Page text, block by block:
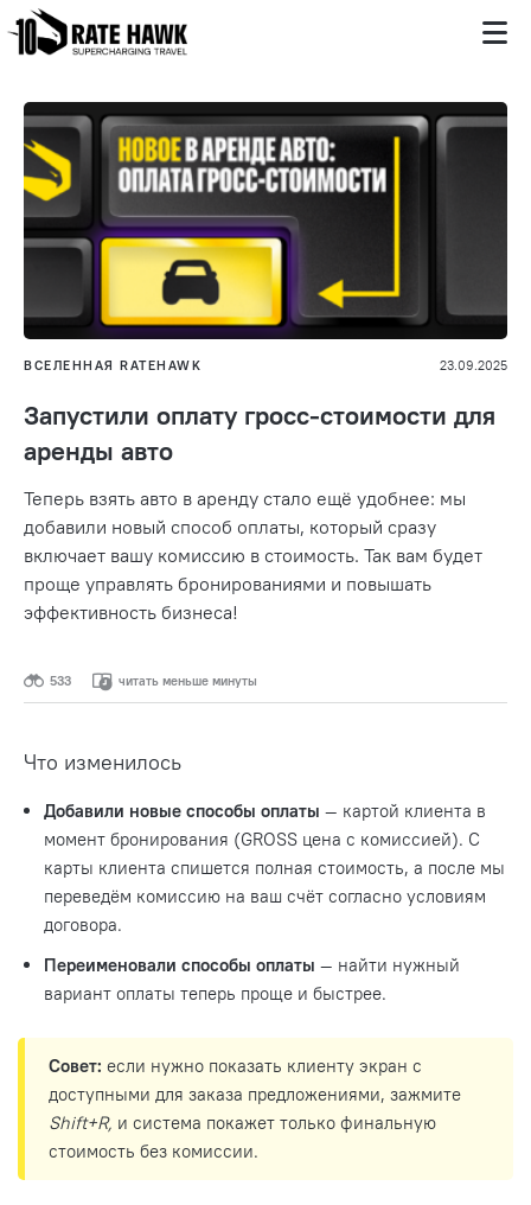
ВСЕЛЕННАЯ RATEHAWK 23.09.2025
Запустили оплату гросс-стоимости для
аренды авто
Теперь взять авто в аренду стало ещё удобнее: мы
добавили новый способ оплаты, который сразу
включает вашу комиссию в стоимость. Так вам будет
проще управлять бронированиями и повышать
эффективность бизнеса!
533 читать меньше минуты
Что изменилось
Добавили новые способы оплаты — картой клиента в
момент бронирования (GROSS цена с комиссией). С
карты клиента спишется полная стоимость, а после мы
переведём комиссию на ваш счёт согласно условиям
договора.
Переименовали способы оплаты — найти нужный
вариант оплаты теперь проще и быстрее.
Совет: если нужно показать клиенту экран с
доступными для заказа предложениями, зажмите
Shift+R, и система покажет только финальную
стоимость без комиссии.